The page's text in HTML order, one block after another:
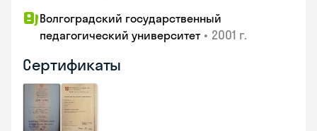
Волгоградский государственный
педагогический университет • 2001 г.
Сертификаты